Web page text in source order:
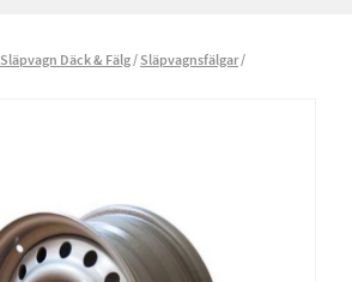
Släpvagn Däck & Fälg Släpvagnsfälgar